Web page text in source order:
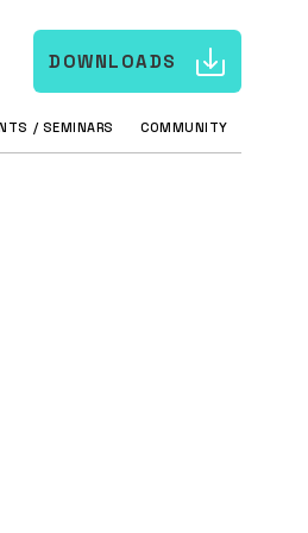
DOWNLOADS
/ SEMINARS COMMUNITY